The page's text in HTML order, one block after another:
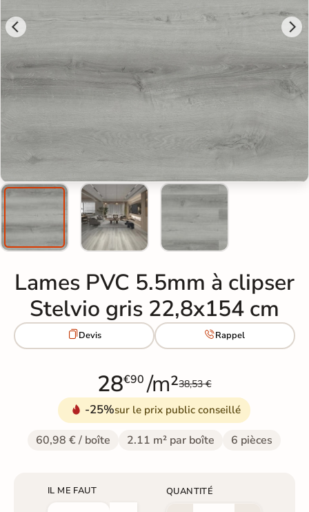
Lames PVC 5.5mm à clipser
Stelvio gris 22,8x154 cm
Devis Rappel
28€90 /m²38,53 €
-25%sur le prix public conseillé
60,98 € / boîte 2.11 m² par boîte 6 pièces
IL ME FAUT QUANTITÉ